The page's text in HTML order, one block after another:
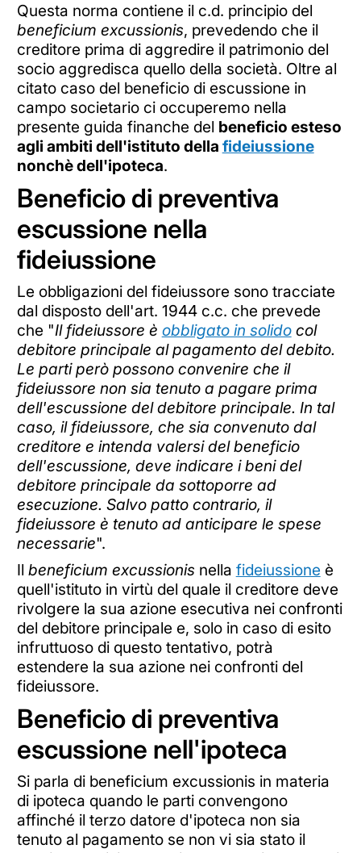
Questa norma contiene il c.d. principio del
beneficium excussionis, prevedendo che il
creditore prima di aggredire il patrimonio del
socio aggredisca quello della società. Oltre al
citato caso del beneficio di escussione in
campo societario ci occuperemo nella
presente guida finanche del beneficio esteso
agli ambiti dell'istituto della fideiussione
nonchè dell'ipoteca.
Beneficio di preventiva
escussione nella
fideiussione
Le obbligazioni del fideiussore sono tracciate
dal disposto dell'art. 1944 c.c. che prevede
che "Il fideiussore è obbligato in solidocol
debitore principale al pagamento del debito.
Le parti però possono convenire che il
fideiussore non sia tenuto a pagare prima
dell'escussione del debitore principale. In tal
caso, il fideiussore, che sia convenuto dal
creditore e intenda valersi del beneficio
dell'escussione, deve indicare i beni del
debitore principale da sottoporre ad
esecuzione. Salvo patto contrario, il
fideiussore è tenuto ad anticipare le spese
necessarie".
Il beneficium excussionis nella fideiussione è
quell'istituto in virtù del quale il creditore deve
rivolgere la sua azione esecutiva nei confronti
del debitore principale e, solo in caso di esito
infruttuoso di questo tentativo, potrà
estendere la sua azione nei confronti del
fideiussore.
Beneficio di preventiva
escussione nell'ipoteca
Si parla di beneficium excussionis in materia
di ipoteca quando le parti convengono
affinché il terzo datore d'ipoteca non sia
tenuto al pagamento se non vi sia stato il